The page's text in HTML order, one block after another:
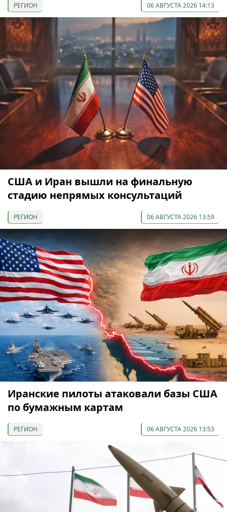
РЕГИОН 06 АВГУСТА 2026 14:13
США и Иран вышли на финальную
стадию непрямых консультаций
РЕГИОН 06 АВГУСТА 2026 13:59
Иранские пилоты атаковали базы США
по бумажным картам
РЕГИОН 06 АВГУСТА 2026 13:53